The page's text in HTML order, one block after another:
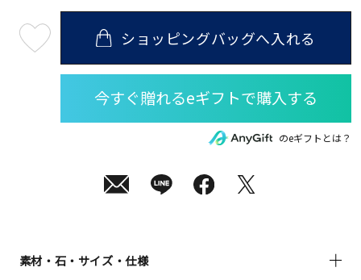
08
月
送
ショッピングバッグへ入れる
のeギフトとは？
素材・石・サイズ・仕様